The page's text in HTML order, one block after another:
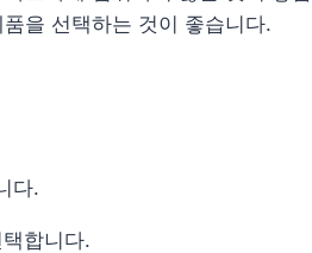
을 선택하는 것이 좋습니다.
다.
합니다.